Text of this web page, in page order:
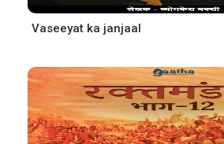
Vaseeyat ka janjaal